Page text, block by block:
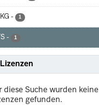
- 1
- 1
Lizenzen
diese Suche wurden keine
gefunden.